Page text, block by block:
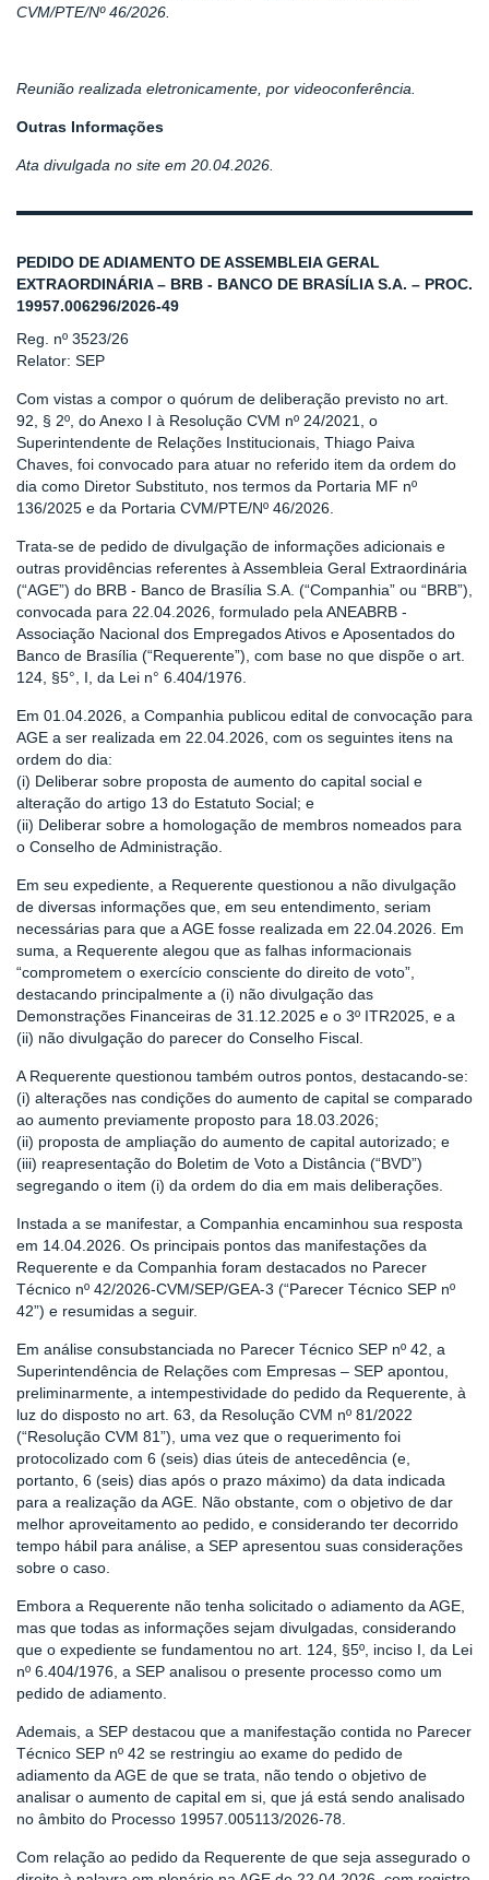
CVM/PTE/Nº 46/2026.
Reunião realizada eletronicamente, por videoconferência.
Outras Informações
Ata divulgada no site em 20.04.2026.
PEDIDO DE ADIAMENTO DE ASSEMBLEIA GERAL
EXTRAORDINÁRIA – BRB - BANCO DE BRASÍLIA S.A. – PROC.
19957.006296/2026-49
Reg. nº 3523/26
Relator: SEP
Com vistas a compor o quórum de deliberação previsto no art.
92, § 2º, do Anexo I à Resolução CVM nº 24/2021, o
Superintendente de Relações Institucionais, Thiago Paiva
Chaves, foi convocado para atuar no referido item da ordem do
dia como Diretor Substituto, nos termos da Portaria MF nº
136/2025 e da Portaria CVM/PTE/Nº 46/2026.
Trata-se de pedido de divulgação de informações adicionais e
outras providências referentes à Assembleia Geral Extraordinária
(“AGE”) do BRB - Banco de Brasília S.A. (“Companhia” ou “BRB”),
convocada para 22.04.2026, formulado pela ANEABRB -
Associação Nacional dos Empregados Ativos e Aposentados do
Banco de Brasília (“Requerente”), com base no que dispõe o art.
124, §5°, I, da Lei n° 6.404/1976.
Em 01.04.2026, a Companhia publicou edital de convocação para
AGE a ser realizada em 22.04.2026, com os seguintes itens na
ordem do dia:
(i) Deliberar sobre proposta de aumento do capital social e
alteração do artigo 13 do Estatuto Social; e
(ii) Deliberar sobre a homologação de membros nomeados para
o Conselho de Administração.
Em seu expediente, a Requerente questionou a não divulgação
de diversas informações que, em seu entendimento, seriam
necessárias para que a AGE fosse realizada em 22.04.2026. Em
suma, a Requerente alegou que as falhas informacionais
“comprometem o exercício consciente do direito de voto”,
destacando principalmente a (i) não divulgação das
Demonstrações Financeiras de 31.12.2025 e o 3º ITR2025, e a
(ii) não divulgação do parecer do Conselho Fiscal.
A Requerente questionou também outros pontos, destacando-se:
(i) alterações nas condições do aumento de capital se comparado
ao aumento previamente proposto para 18.03.2026;
(ii) proposta de ampliação do aumento de capital autorizado; e
(iii) reapresentação do Boletim de Voto a Distância (“BVD”)
segregando o item (i) da ordem do dia em mais deliberações.
Instada a se manifestar, a Companhia encaminhou sua resposta
em 14.04.2026. Os principais pontos das manifestações da
Requerente e da Companhia foram destacados no Parecer
Técnico nº 42/2026-CVM/SEP/GEA-3 (“Parecer Técnico SEP nº
42”) e resumidas a seguir.
Em análise consubstanciada no Parecer Técnico SEP nº 42, a
Superintendência de Relações com Empresas – SEP apontou,
preliminarmente, a intempestividade do pedido da Requerente, à
luz do disposto no art. 63, da Resolução CVM nº 81/2022
(“Resolução CVM 81”), uma vez que o requerimento foi
protocolizado com 6 (seis) dias úteis de antecedência (e,
portanto, 6 (seis) dias após o prazo máximo) da data indicada
para a realização da AGE. Não obstante, com o objetivo de dar
melhor aproveitamento ao pedido, e considerando ter decorrido
tempo hábil para análise, a SEP apresentou suas considerações
sobre o caso.
Embora a Requerente não tenha solicitado o adiamento da AGE,
mas que todas as informações sejam divulgadas, considerando
que o expediente se fundamentou no art. 124, §5º, inciso I, da Lei
nº 6.404/1976, a SEP analisou o presente processo como um
pedido de adiamento.
Ademais, a SEP destacou que a manifestação contida no Parecer
Técnico SEP nº 42 se restringiu ao exame do pedido de
adiamento da AGE de que se trata, não tendo o objetivo de
analisar o aumento de capital em si, que já está sendo analisado
no âmbito do Processo 19957.005113/2026-78.
Com relação ao pedido da Requerente de que seja assegurado o